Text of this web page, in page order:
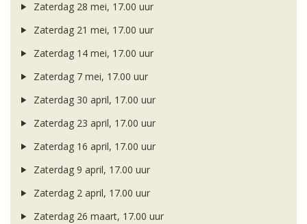
Zaterdag 28 mei, 17.00 uur
Zaterdag 21 mei, 17.00 uur
Zaterdag 14 mei, 17.00 uur
Zaterdag 7 mei, 17.00 uur
Zaterdag 30 april, 17.00 uur
Zaterdag 23 april, 17.00 uur
Zaterdag 16 april, 17.00 uur
Zaterdag 9 april, 17.00 uur
Zaterdag 2 april, 17.00 uur
Zaterdag 26 maart, 17.00 uur